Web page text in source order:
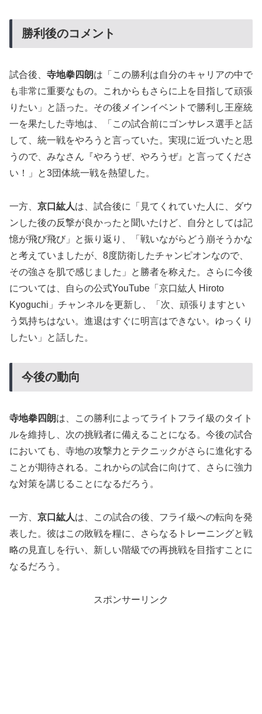
勝利後のコメント
試合後、 寺地拳四朗は「この勝利は自分のキャリアの中で
も非常に重要なもの。これからもさらに上を目指して頑張
りたい」と語った。その後メインイベントで勝利し王座統
一を果たした寺地は、「この試合前にゴンサレス選手と話
して、統一戦をやろうと言っていた。実現に近づいたと思
うので、みなさん『やろうぜ、やろうぜ』と言ってくださ
い！」と3団体統一戦を熱望した。
一方、 京口紘人は、試合後に「見てくれていた人に、ダウ
ンした後の反撃が良かったと聞いたけど、自分としては記
憶が飛び飛び」と振り返り、「戦いながらどう崩そうかな
と考えていましたが、8度防衛したチャンピオンなので、
その強さを肌で感じました」と勝者を称えた。さらに今後
については、自らの公式YouTube「京口紘人 Hiroto
Kyoguchi」チャンネルを更新し、「次、頑張りますとい
う気持ちはない。進退はすぐに明言はできない。ゆっくり
したい」と話した。
今後の動向
寺地拳四朗は、この勝利によってライトフライ級のタイト
ルを維持し、次の挑戦者に備えることになる。今後の試合
においても、寺地の攻撃力とテクニックがさらに進化する
ことが期待される。これからの試合に向けて、さらに強力
な対策を講じることになるだろう。
一方、 京口紘人は、この試合の後、フライ級への転向を発
表した。彼はこの敗戦を糧に、さらなるトレーニングと戦
略の見直しを行い、新しい階級での再挑戦を目指すことに
なるだろう。
スポンサーリンク